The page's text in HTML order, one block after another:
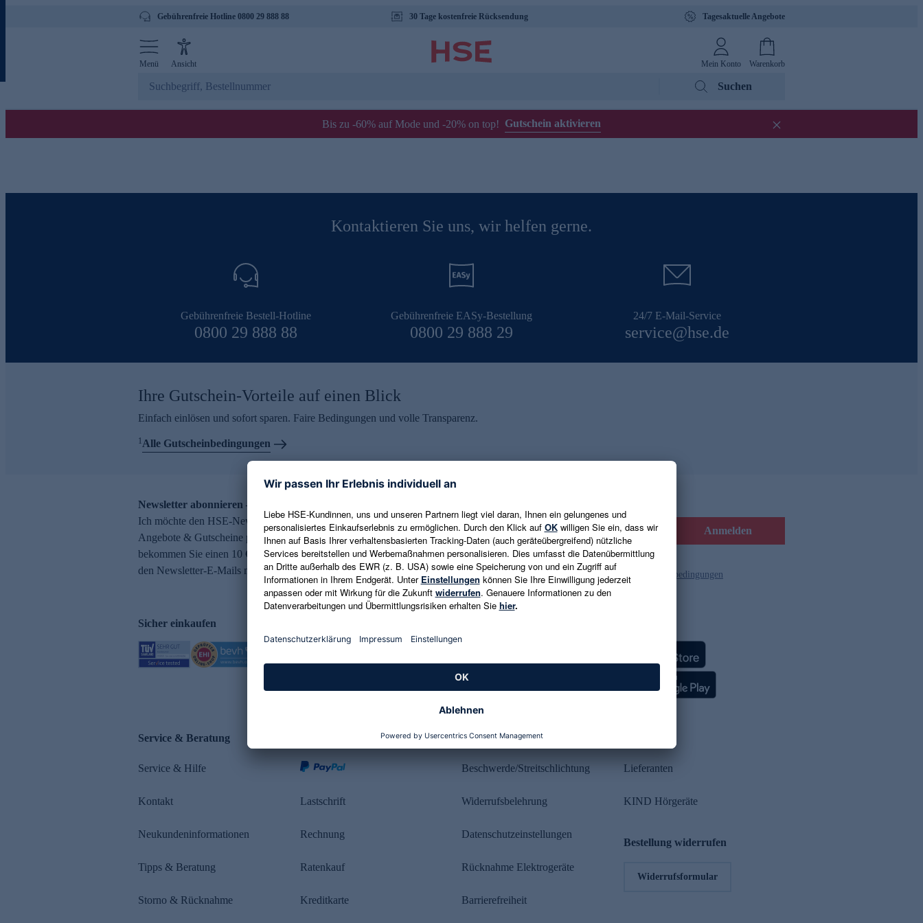
Gebührenfreie Hotline 0800 29 888 88 30 Tage kostenfreie Rücksendung Tagesaktuelle Angebote
Menü Ansicht Mein Konto Warenkorb
Suchen
Bis zu -60% auf Mode und -20% on top! Gutschein aktivieren
Kontaktieren Sie uns, wir helfen gerne.
Gebührenfreie Bestell-Hotline
0800 29 888 88
Gebührenfreie EASy-Bestellung
0800 29 888 29
24/7 E-Mail-Service
service@hse.de
Ihre Gutschein-Vorteile auf einen Blick
Einfach einlösen und sofort sparen. Faire Bedingungen und volle Transparenz.
1Alle Gutscheinbedingungen
Newsletter abonnieren – 10 € Gutschein erhalten
Ich möchte den HSE-Newsletter abonnieren und aktuelle Trends,
Angebote & Gutscheine per E-Mail erhalten. Als Dankeschön
bekommen Sie einen 10 € Gutschein. Eine Abmeldung ist jederzeit in
den Newsletter-E-Mails möglich.
E-Mail-Adresse eingeben Anmelden
Es gelten die Datenschutzrichtlinien und die Gutscheinbedingungen
Sicher einkaufen
Service & Beratung
Service & Hilfe
Kontakt
Neukundeninformationen
Tipps & Beratung
Storno & Rücknahme
Lastschrift
Rechnung
Ratenkauf
Kreditkarte
Rechtliches
Beschwerde/Streitschlichtung
Widerrufsbelehrung
Datenschutzeinstellungen
Rücknahme Elektrogeräte
Barrierefreiheit
Lieferanten
KIND Hörgeräte
Bestellung widerrufen
Widerrufsformular